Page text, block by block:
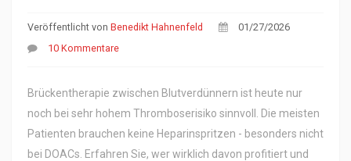
Veröffentlicht von Benedikt Hahnenfeld
01/27/2026
10 Kommentare
Brückentherapie zwischen Blutverdünnern ist heute nur
noch bei sehr hohem Thromboserisiko sinnvoll. Die meisten
Patienten brauchen keine Heparinspritzen - besonders nicht
bei DOACs. Erfahren Sie, wer wirklich davon profitiert und